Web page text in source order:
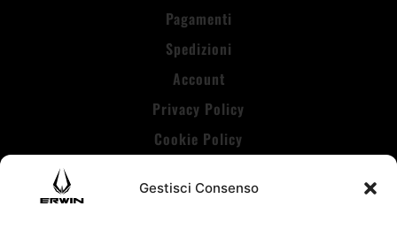
Gestisci Consenso
Pagamenti
Spedizioni
Account
Privacy Policy
Cookie Policy